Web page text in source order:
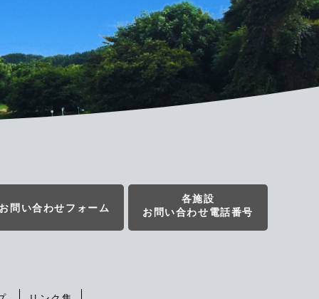
お問い合わせフォーム
各施設
お問い合わせ電話番号